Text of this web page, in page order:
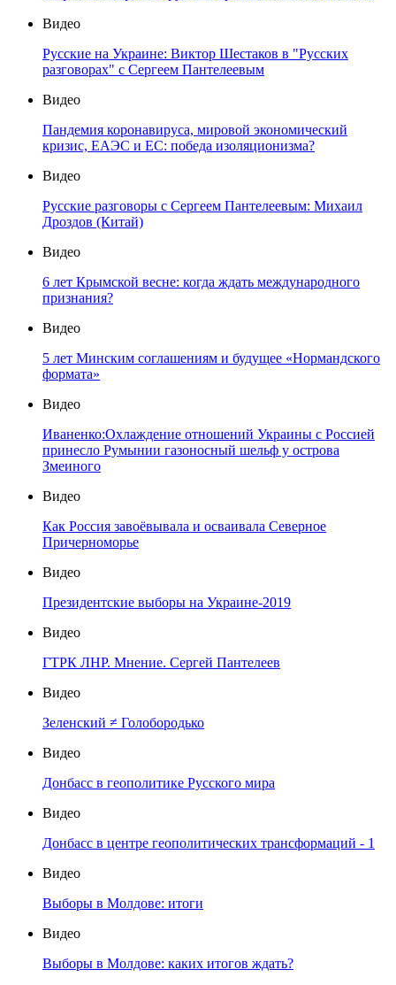
Видео
Русские на Украине: Виктор Шестаков в "Русских
разговорах" с Сергеем Пантелеевым
Видео
Пандемия коронавируса, мировой экономический
кризис, ЕАЭС и ЕС: победа изоляционизма?
Видео
Русские разговоры с Сергеем Пантелеевым: Михаил
Дроздов (Китай)
Видео
6 лет Крымской весне: когда ждать международного
признания?
Видео
5 лет Минским соглашениям и будущее «Нормандского
формата»
Видео
Иваненко:Охлаждение отношений Украины с Россией
принесло Румынии газоносный шельф у острова
Змеиного
Видео
Как Россия завоёвывала и осваивала Северное
Причерноморье
Видео
Президентские выборы на Украине-2019
Видео
ГТРК ЛНР. Мнение. Сергей Пантелеев
Видео
Зеленский ≠ Голобородько
Видео
Донбасс в геополитике Русского мира
Видео
Донбасс в центре геополитических трансформаций - 1
Видео
Выборы в Молдове: итоги
Видео
Выборы в Молдове: каких итогов ждать?